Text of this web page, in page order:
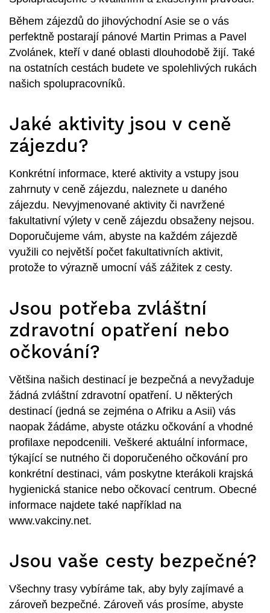
Během zájezdů do jihovýchodní Asie se o vás
perfektně postarají pánové Martin Primas a Pavel
Zvolánek, kteří v dané oblasti dlouhodobě žijí. Také
na ostatních cestách budete ve spolehlivých rukách
našich spolupracovníků.
Jaké aktivity jsou v ceně
zájezdu?
Konkrétní informace, které aktivity a vstupy jsou
zahrnuty v ceně zájezdu, naleznete u daného
zájezdu. Nevyjmenované aktivity či navržené
fakultativní výlety v ceně zájezdu obsaženy nejsou.
Doporučujeme vám, abyste na každém zájezdě
využili co největší počet fakultativních aktivit,
protože to výrazně umocní váš zážitek z cesty.
Jsou potřeba zvláštní
zdravotní opatření nebo
očkování?
Většina našich destinací je bezpečná a nevyžaduje
žádná zvláštní zdravotní opatření. U některých
destinací (jedná se zejména o Afriku a Asii) vás
naopak žádáme, abyste otázku očkování a vhodné
profilaxe nepodcenili. Veškeré aktuální informace,
týkající se nutného či doporučeného očkování pro
konkrétní destinaci, vám poskytne kterákoli krajská
hygienická stanice nebo očkovací centrum. Obecné
informace najdete také například na
www.vakciny.net.
Jsou vaše cesty bezpečné?
Všechny trasy vybíráme tak, aby byly zajímavé a
zároveň bezpečné. Zároveň vás prosíme, abyste